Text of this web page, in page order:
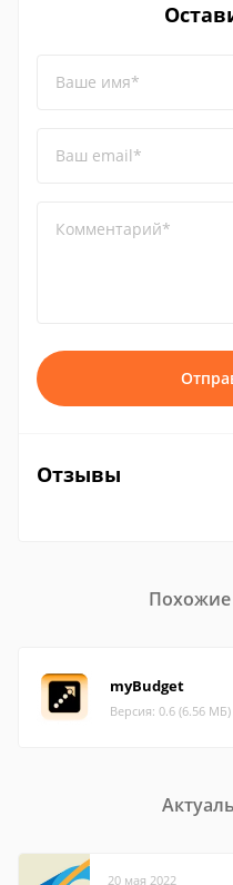
Ваше имя*
Ваш email*
Комментарий*
Отзывы
myBudget
Версия: 0.6 (6.56 МБ)
20 мая 2022